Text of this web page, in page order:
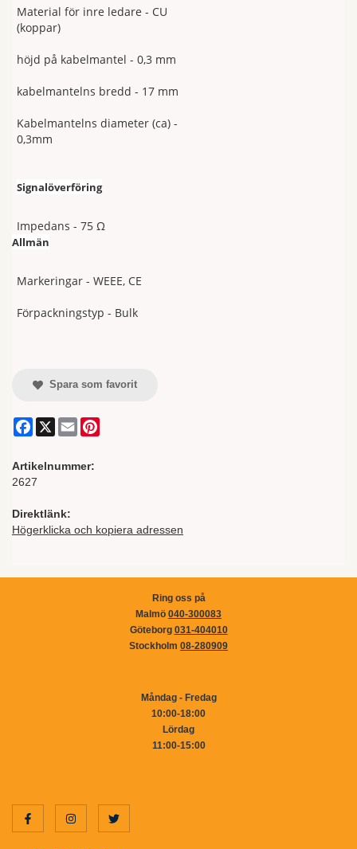
Material för inre ledare - CU
(koppar)
höjd på kabelmantel - 0,3 mm
kabelmantelns bredd - 17 mm
Kabelmantelns diameter (ca) -
0,3mm
Signalöverföring
Impedans -75 Ω
Allmän
Markeringar -WEEE, CE
Förpackningstyp - Bulk
Spara som favorit
Facebook
X Email
Artikelnummer:
2627
Direktlänk:
Högerklicka och kopiera adressen
Ring oss på
Malmö 040-300083
Göteborg 031-404010
Stockholm 08-280909
Måndag - Fredag
10:00-18:00
Lördag
11:00-15:00